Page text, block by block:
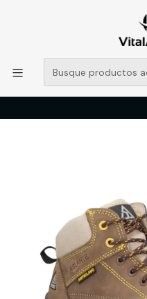
POR SISTEMA FRONTAL SOLO
MUCHAS GRACIAS +569 5956
ZAPATO